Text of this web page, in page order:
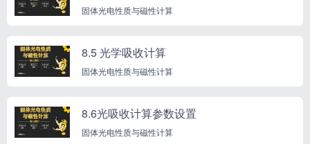
固体光电性质与磁性计算
8.5 光学吸收计算
固体光电性质与磁性计算
8.6光吸收计算参数设置
固体光电性质与磁性计算